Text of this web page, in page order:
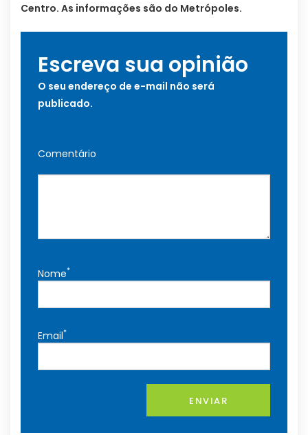
Centro. As informações são do Metrópoles.
Escreva sua opinião
O seu endereço de e-mail não será
publicado.
Comentário
Nome*
Email*
ENVIAR